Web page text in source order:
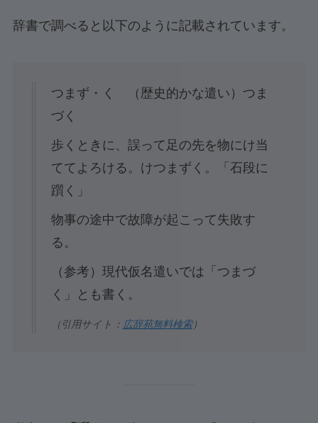
辞書で調べると以下のように記載されています。
つまず・く （歴史的かな遣い）つま
づく
歩くときに、誤って足の先を物にけ当
ててよろける。けつまずく。「石段に
躓く」
物事の途中で故障が起こって失敗す
る。
（参考）現代仮名遣いでは「つまづ
く」とも書く。
（引用サイト： 広辞苑無料検索）